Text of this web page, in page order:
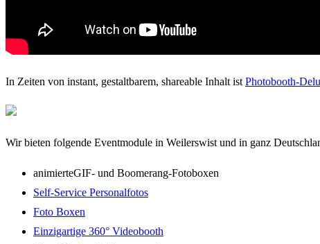
In Zeiten von instant, gestaltbarem, shareable Inhalt ist Photobooth-
Wir bieten folgende Eventmodule in Weilerswist und in ganz
animierteGIF- und Boomerang-Fotoboxen
Self-Service Personalfotos
Foto Boxen
Einzigartige 360° Videobooth